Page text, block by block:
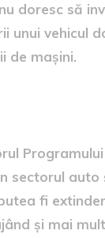
doresc să
unui vehicul
de mașini.
sectorul auto
fi
și mai